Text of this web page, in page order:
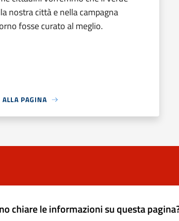
nostra città e nella campagna
fosse curato al meglio.
ALLA PAGINA
chiare le informazioni su questa